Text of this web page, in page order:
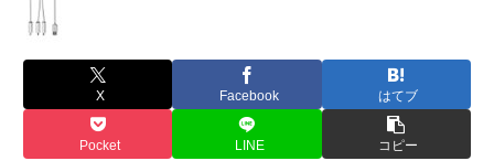
X Facebook はてブ
Pocket LINE コピー